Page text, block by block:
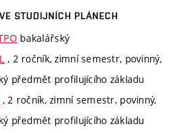
STUDIJNÍCH PLÁNECH
bakalářský
, 2 ročník, zimní semestr, povinný,
předmět profilujícího základu
, 2 ročník, zimní semestr, povinný,
předmět profilujícího základu